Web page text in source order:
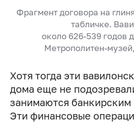
Фрагмент договора на
табличке.
около 626-539 годов
Метрополитен-
Хотя тогда эти
дома еще не
занимаются
Эти финансовые